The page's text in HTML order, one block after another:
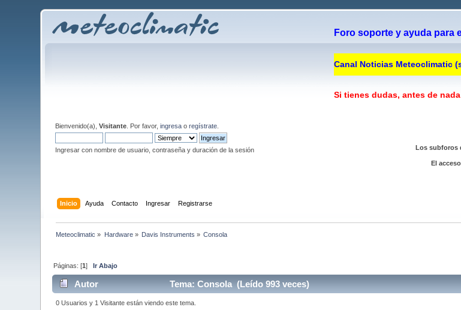
Foro soporte y ayuda para
Canal Noticias Meteoclimatic
Si tienes dudas, antes de
Bienvenido(a),Visitante . Por favor,ingresa oregístrate
Ingresar con nombre de usuario, contraseña y duración de la sesión
Los subforos
El
Inicio Ayuda Contacto Ingresar Registrarse
Meteoclimatic » Hardware» Davis Instruments » Consola
Páginas: [1]Ir Abajo
Autor Tema: Consola (Leído 993 veces)
0 Usuarios y 1 Visitante están viendo este tema.